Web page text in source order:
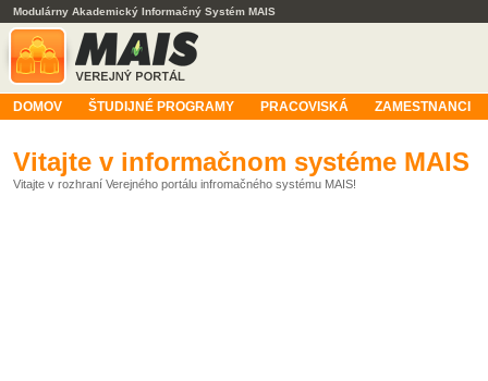
Modulárny Akademický Informačný Systém MAIS
DOMOV ŠTUDIJNÉ PROGRAMY PRACOVISKÁ ZAMESTNANCI
Vitajte v informačnom systéme MAIS
Vitajte v rozhraní Verejného portálu infromačného systému MAIS!